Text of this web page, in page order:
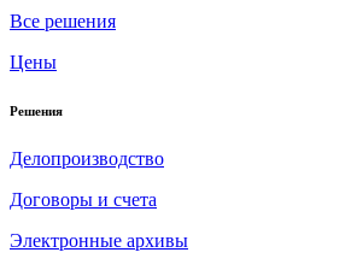
Все решения
Цены
Решения
Делопроизводство
Договоры и счета
Электронные архивы